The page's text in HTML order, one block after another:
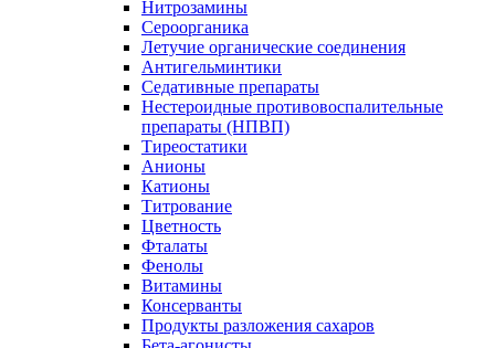
Нитрозамины
Сероорганика
Летучие органические соединения
Антигельминтики
Седативные препараты
Нестероидные противовоспалительные
препараты (НПВП)
Тиреостатики
Анионы
Катионы
Титрование
Цветность
Фталаты
Фенолы
Витамины
Консерванты
Продукты разложения сахаров